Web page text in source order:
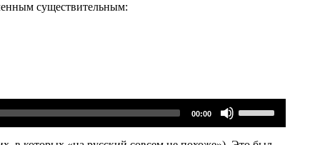
существительным:
00:00
клавиши
вверх/